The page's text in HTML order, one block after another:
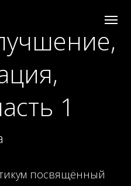
1
посвящённый